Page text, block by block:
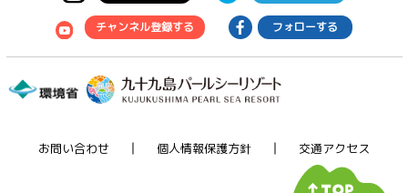
チャンネル登録する フォローする
お問い合わせ 個人情報保護方針 交通アクセス